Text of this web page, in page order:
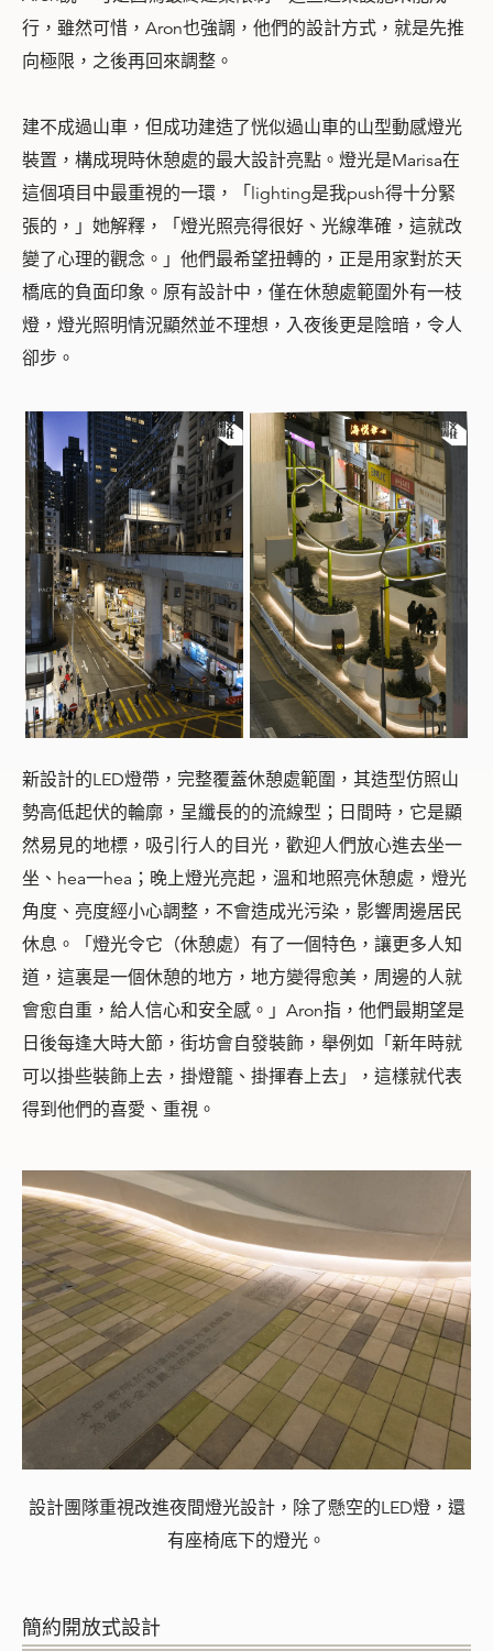
行，雖然可惜，Aron也強調，他們的設計方式，就是先推
向極限，之後再回來調整。
建不成過山車，但成功建造了恍似過山車的山型動感燈光
裝置，構成現時休憩處的最大設計亮點。燈光是Marisa在
這個項目中最重視的一環，「lighting是我push得十分緊
張的，」她解釋，「燈光照亮得很好、光線準確，這就改
變了心理的觀念。」他們最希望扭轉的，正是用家對於天
橋底的負面印象。原有設計中，僅在休憩處範圍外有一枝
燈，燈光照明情況顯然並不理想，入夜後更是陰暗，令人
卻步。
新設計的LED燈帶，完整覆蓋休憩處範圍，其造型仿照山
勢高低起伏的輪廓，呈纖長的的流線型；日間時，它是顯
然易見的地標，吸引行人的目光，歡迎人們放心進去坐一
坐、hea一hea；晚上燈光亮起，溫和地照亮休憩處，燈光
角度、亮度經小心調整，不會造成光污染，影響周邊居民
休息。「燈光令它（休憩處）有了一個特色，讓更多人知
道，這裏是一個休憩的地方，地方變得愈美，周邊的人就
會愈自重，給人信心和安全感。」Aron指，他們最期望是
日後每逢大時大節，街坊會自發裝飾，舉例如「新年時就
可以掛些裝飾上去，掛燈籠、掛揮春上去」，這樣就代表
得到他們的喜愛、重視。
設計團隊重視改進夜間燈光設計，除了懸空的LED燈，還
有座椅底下的燈光。
簡約開放式設計